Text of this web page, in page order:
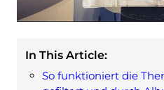
In This Article:
So funktioniert die